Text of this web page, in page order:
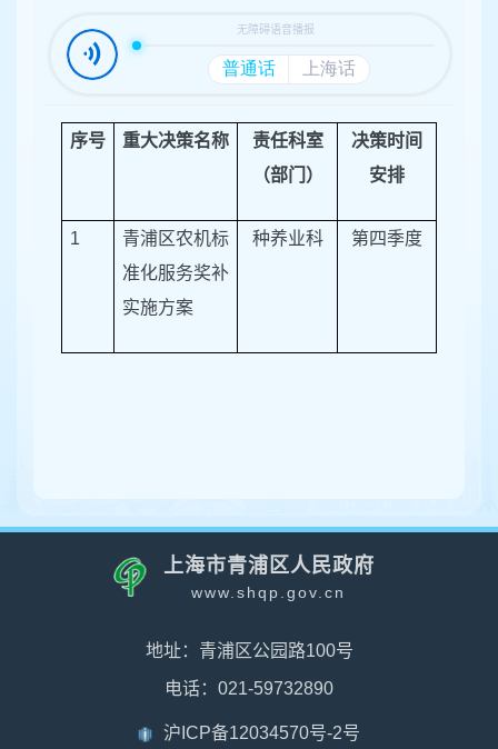
序号 重大决策名称
责任科室
（部门）
决策时间
安排
1
青浦区农机标
准化服务奖补
实施方案
种养业科 第四季度
上海市青浦区人民政府
www.shqp.gov.cn
地址：青浦区公园路100号
电话：021-59732890
沪ICP备12034570号-2号